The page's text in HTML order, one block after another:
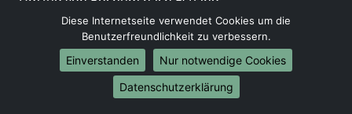
Umzug von Bochum nach Finnland
Umzug von Bochum nach Frankreich
Umzug von Bochum nach Griechenland
Umzug von Bochum nach Italien
Umzug von Bochum nach Liechtenstein
Diese Internetseite verwendet Cookies um die
Benutzerfreundlichkeit zu verbessern.
Einverstanden
Nur notwendige Cookies
Datenschutzerklärung